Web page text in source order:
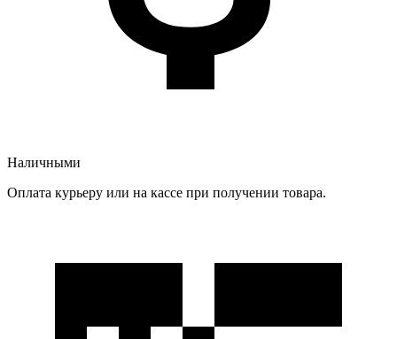
Наличными
Оплата курьеру или на кассе при получении товара.